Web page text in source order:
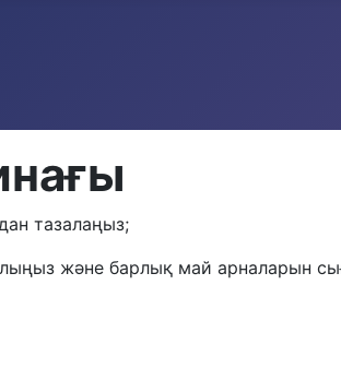
тазалаңыз;
және барлық май арналарын